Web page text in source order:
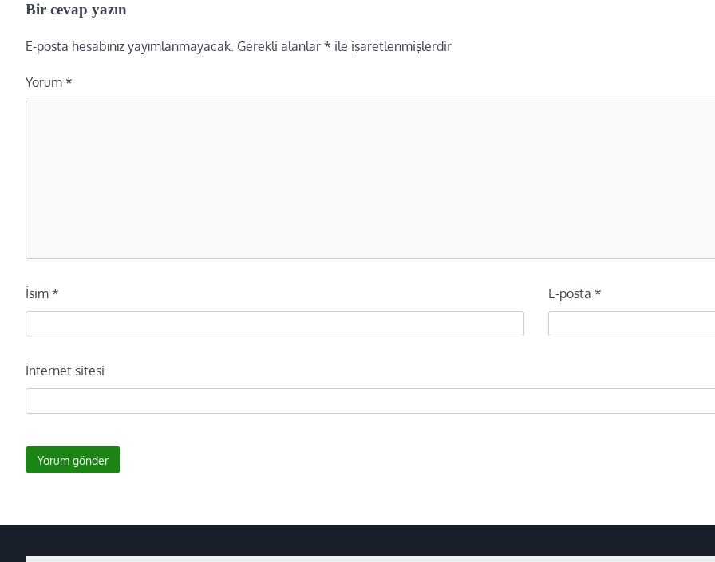
Bir cevap yazın
E-posta hesabınız yayımlanmayacak. Gerekli alanlar * ile işaretlenmişlerdir
Yorum *
İsim * E-posta *
İnternet sitesi